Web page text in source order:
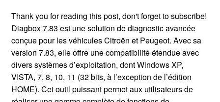
Thank you for reading this post, don't forget to subscribe!
Diagbox 7.83 est une solution de diagnostic avancée
conçue pour les véhicules Citroën et Peugeot. Avec sa
version 7.83, elle offre une compatibilité étendue avec
divers systèmes d’exploitation, dont Windows XP,
VISTA, 7, 8, 10, 11 (32 bits, à l’exception de l’édition
HOME). Cet outil puissant permet aux utilisateurs de